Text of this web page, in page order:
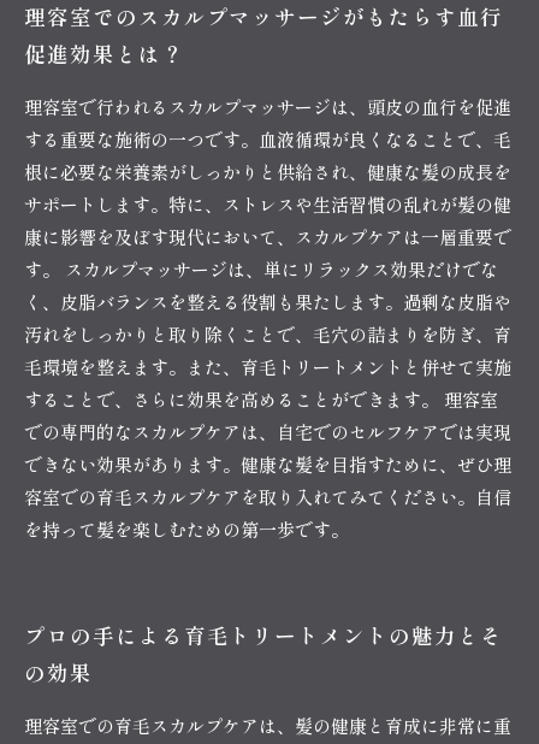
理容室でのスカルプマッサージがもたらす血行
促進効果とは？
理容室で行われるスカルプマッサージは、頭皮の血行を促進
する重要な施術の一つです。血液循環が良くなることで、毛
根に必要な栄養素がしっかりと供給され、健康な髪の成長を
サポートします。特に、ストレスや生活習慣の乱れが髪の健
康に影響を及ぼす現代において、スカルプケアは一層重要で
す。 スカルプマッサージは、単にリラックス効果だけでな
く、皮脂バランスを整える役割も果たします。過剰な皮脂や
汚れをしっかりと取り除くことで、毛穴の詰まりを防ぎ、育
毛環境を整えます。また、育毛トリートメントと併せて実施
することで、さらに効果を高めることができます。 理容室
での専門的なスカルプケアは、自宅でのセルフケアでは実現
できない効果があります。健康な髪を目指すために、ぜひ理
容室での育毛スカルプケアを取り入れてみてください。自信
を持って髪を楽しむための第一歩です。
プロの手による育毛トリートメントの魅力とそ
の効果
理容室での育毛スカルプケアは、髪の健康と育成に非常に重